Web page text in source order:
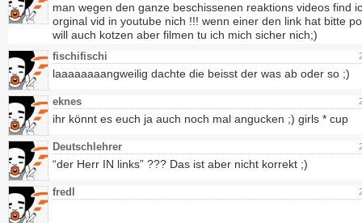
man wegen den ganze beschissenen reaktions videos find
orginal vid in youtube nich !!! wenn einer den link hat bitte
will auch kotzen aber filmen tu ich mich sicher nich;)
fischifischi
laaaaaaaangweilig dachte die beisst der was ab oder so ;)
eknes
ihr könnt es euch ja auch noch mal angucken ;) girls * cup
Deutschlehrer
“der Herr IN links” ??? Das ist aber nicht korrekt ;)
fredl